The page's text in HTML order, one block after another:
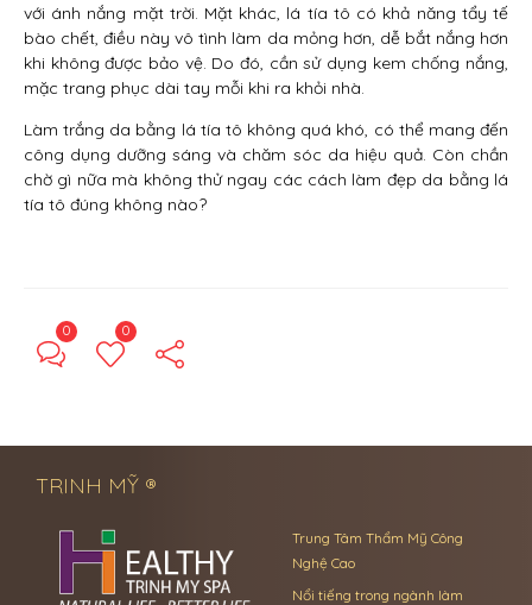
với ánh nắng mặt trời. Mặt khác, lá tía tô có khả năng tẩy tế
bào chết, điều này vô tình làm da mỏng hơn, dễ bắt nắng hơn
khi không được bảo vệ. Do đó, cần sử dụng kem chống nắng,
mặc trang phục dài tay mỗi khi ra khỏi nhà.
Làm trắng da bằng lá tía tô không quá khó, có thể mang đến
công dụng dưỡng sáng và chăm sóc da hiệu quả. Còn chần
chờ gì nữa mà không thử ngay các cách làm đẹp da bằng lá
tía tô đúng không nào?
0 0
TRINH MỸ ®
Trung Tâm Thẩm Mỹ Công
Nghệ Cao
Nổi tiếng trong ngành làm